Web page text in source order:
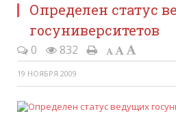
Определен статус
госуниверситетов
0 832
19 НОЯБРЯ 2009